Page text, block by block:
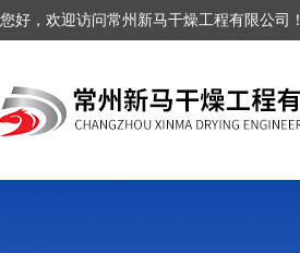
您好，欢迎访问常州新马干燥工程有限公司！